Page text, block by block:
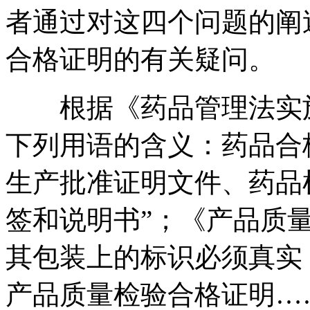
者通过对这四个问题的
合格证明的有关疑问。
根据《药品管理法实
下列用语的含义：药品
生产批准证明文件、药
签和说明书”；《产品质
其包装上的标识必须真
产品质量检验合格证明